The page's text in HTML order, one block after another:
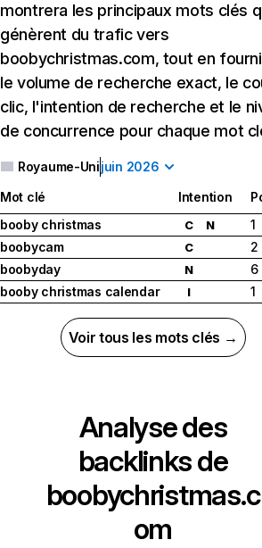
montrera les principaux mots clés
génèrent du trafic vers
boobychristmas.com, tout en
le volume de recherche exact, le
clic, l'intention de recherche et le
de concurrence pour chaque mot
Royaume-Unijuin 2026
Mot clé Intention
booby christmas
C N
1
boobycam
C
2
boobyday
N
6
booby christmas calendar
I 1
Voir tous les mots clés →
Analyse des
backlinks de
boobychristmas.c
om